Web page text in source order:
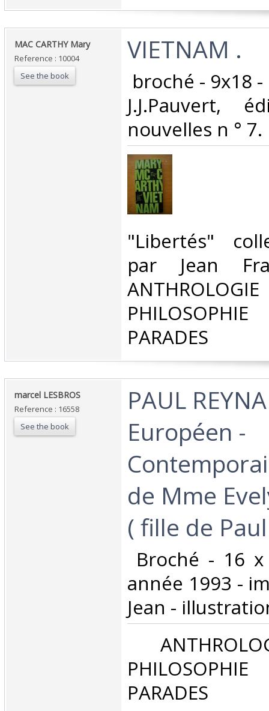
‎MAC CARTHY Mary ‎
Reference : 10004
See the book
‎VIETNAM .‎
broché - 9x18
J.J.Pauvert,
nouvelles n ° 7.‎
‎"Libertés"
par Jean
PHILOSOPHIE
PARADES‎
‎marcel LESBROS‎
Reference : 16558
See the book
‎PAUL
Européen -
de Mme
( fille de
Broché - 16
année 1993 -
Jean -
PHILOSOPHIE
PARADES‎